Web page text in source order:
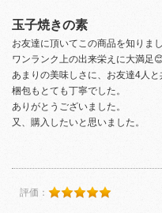
玉子焼きの素
お友達に頂いてこの商品を知りまし
ワンランク上の出来栄えに大満足
あまりの美味しさに、お友達4人と
梱包もとても丁寧でした。
ありがとうございました。
又、購入したいと思いました。
評価：